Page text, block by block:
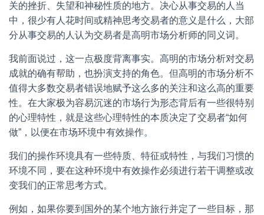
关的挫折、失望和神秘性质的地方。决心从事交易的人当
中，很少有人花时间或精神思考交易者的意义是什么，大部
分从事交易的人认为交易者是高明市场分析师的同义词。
我前面说过，这一点极度背离事实。高明的市场分析对交易
成就的确有帮助，也扮演支持的角色。但高明的市场分析不
值得大多数交易者错误地赋予这么多的关注和这么高的重要
性。在大家极为容易沉迷的市场行为形态背后有一些很特别
的心理特性，就是这些心理特性的本质决定了交易者“如何
做”，以便在市场环境中有效操作。
我们的操作环境具有一些特质、特征或特性，与我们习惯的
环境不同，要在这种环境中有效操作必须进行若干调整或改
变我们的正常思考方式。
例如，如果你要到国外的某个地方旅行并定了一些目标，那